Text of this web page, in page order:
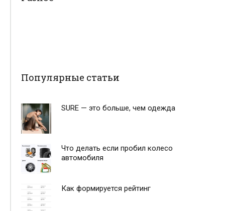
Популярные статьи
SURE — это больше, чем одежда
Что делать если пробил колесо
автомобиля
Как формируется рейтинг